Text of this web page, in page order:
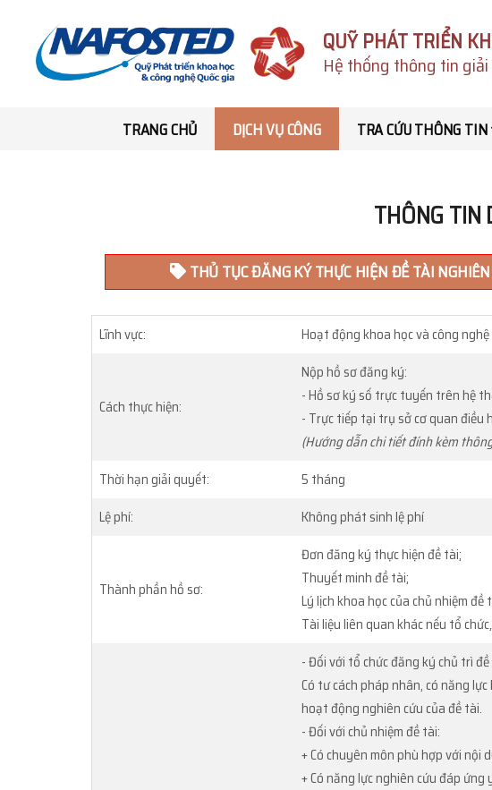
QUỸ PHÁT TRIỂN
Hệ thống thông tin
TRANG CHỦ DỊCH VỤ CÔNG TRA CỨU THÔNG TIN
THÔNG TIN
THỦ TỤC ĐĂNG KÝ THỰC HIỆN ĐỀ TÀI NGHIÊN
Lĩnh vực: Hoạt động khoa học và công nghệ
Cách thực hiện:
Nộp hồ sơ đăng ký:
- Hồ sơ ký số trực tuyến trên hệ
- Trực tiếp tại trụ sở cơ quan điều
(Hướng dẫn chi tiết đính kèm
Thời hạn giải quyết:
5 tháng
Lệ phí:
Không phát sinh lệ phí
Thành phần hồ sơ:
Đơn đăng ký thực hiện đề tài;
Thuyết minh đề tài;
Lý lịch khoa học của chủ nhiệm
Tài liệu liên quan khác nếu tổ
- Đối với tổ chức đăng ký chủ trì
Có tư cách pháp nhân, có năng
hoạt động nghiên cứu của đề tài.
- Đối với chủ nhiệm đề tài:
+ Có chuyên môn phù hợp với nội
+ Có năng lực nghiên cứu đáp